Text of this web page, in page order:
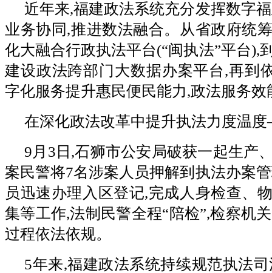
近年来,福建政法系统充分发挥数字
业务协同,推进数法融合。从省政府统
化大融合行政执法平台(“闽执法”平台),
建设政法跨部门大数据办案平台,再到
字化服务提升惠民便民能力,政法服务效
在深化政法改革中提升执法力度温
9月3日,石狮市公安局破获一起生产
案民警将7名涉案人员押解到执法办案
员迅速办理入区登记,完成人身检查、
集等工作,法制民警全程“陪检”,检察机
过程依法依规。
5年来,福建政法系统持续规范执法